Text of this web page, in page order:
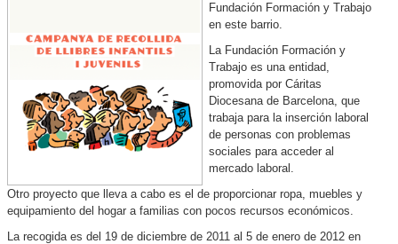
Fundación Formación y Trabajo
en este barrio.
La Fundación Formación y
Trabajo es una entidad,
promovida por Cáritas
Diocesana de Barcelona, que
trabaja para la inserción laboral
de personas con problemas
sociales para acceder al
mercado laboral.
Otro proyecto que lleva a cabo es el de proporcionar ropa, muebles y
equipamiento del hogar a familias con pocos recursos económicos.
La recogida es del 19 de diciembre de 2011 al 5 de enero de 2012 en